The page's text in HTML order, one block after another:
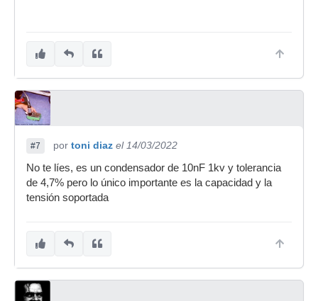
#7 por toni diaz el 14/03/2022
No te líes, es un condensador de 10nF 1kv y tolerancia
de 4,7% pero lo único importante es la capacidad y la
tensión soportada